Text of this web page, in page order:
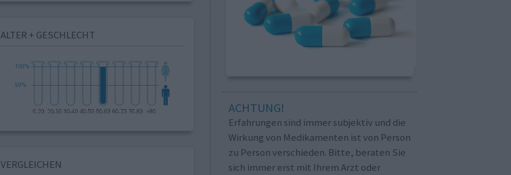
ALTER + GESCHLECHT
VERGLEICHEN
ACHTUNG!
Erfahrungen sind immer subjektiv und die
Wirkung von Medikamenten ist von Person
zu Person verschieden. Bitte, beraten Sie
sich immer erst mit Ihrem Arzt oder